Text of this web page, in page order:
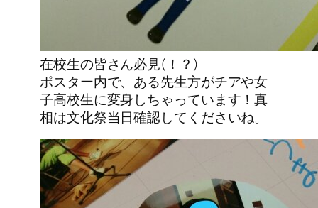
在校生の皆さん必見(！？)
ポスター内で、ある先生方がチアや女
子高校生に変身しちゃっています！真
相は文化祭当日確認してくださいね。